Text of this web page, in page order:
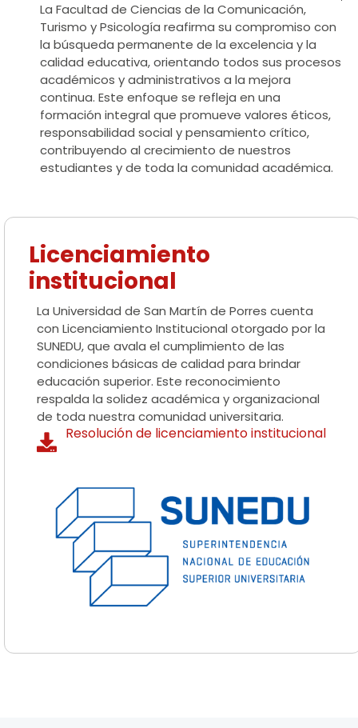
La Facultad de Ciencias de la Comunicación,
Turismo y Psicología reafirma su compromiso con
la búsqueda permanente de la excelencia y la
calidad educativa, orientando todos sus procesos
académicos y administrativos a la mejora
continua. Este enfoque se refleja en una
formación integral que promueve valores éticos,
responsabilidad social y pensamiento crítico,
contribuyendo al crecimiento de nuestros
estudiantes y de toda la comunidad académica.
Licenciamiento
institucional
La Universidad de San Martín de Porres cuenta
con Licenciamiento Institucional otorgado por la
SUNEDU, que avala el cumplimiento de las
condiciones básicas de calidad para brindar
educación superior. Este reconocimiento
respalda la solidez académica y organizacional
de toda nuestra comunidad universitaria.
Resolución de licenciamiento institucional